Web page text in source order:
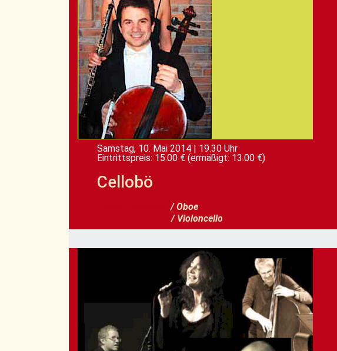
Samstag, 10. Mai 2014 | 19.30 Uhr
Eintrittspreis: 15.00 € (ermäßigt: 13.00 €)
Cellobö
/ Oboe
/ Violoncello